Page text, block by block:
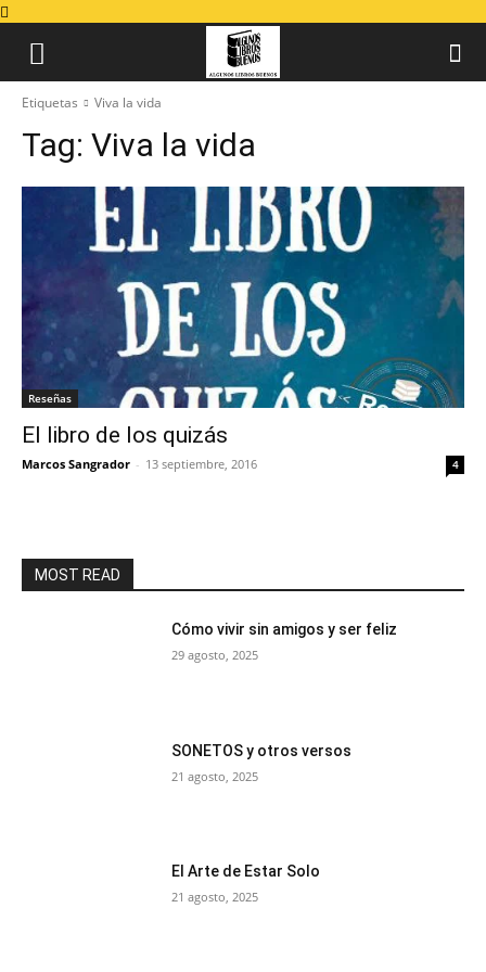
Etiquetas Viva la vida
Tag: Viva la vida
Reseñas
El libro de los quizás
Marcos Sangrador - 13 septiembre, 2016 4
MOST READ
Cómo vivir sin amigos y ser feliz
29 agosto, 2025
SONETOS y otros versos
21 agosto, 2025
El Arte de Estar Solo
21 agosto, 2025